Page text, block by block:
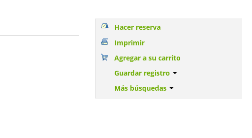
Hacer reserva
Imprimir
Agregar a su carrito
Guardar registro
Más búsquedas